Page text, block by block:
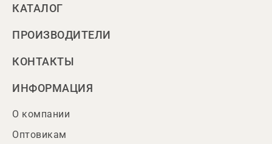
КАТАЛОГ
ПРОИЗВОДИТЕЛИ
КОНТАКТЫ
ИНФОРМАЦИЯ
О компании
Оптовикам